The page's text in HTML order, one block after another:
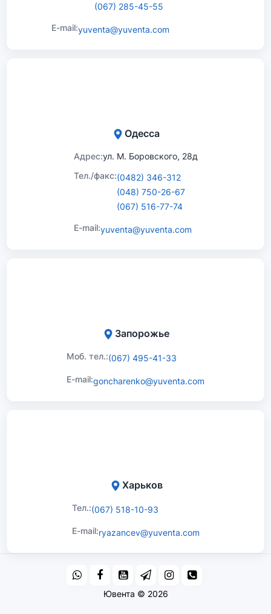
(067) 285-45-55
E-mail:yuventa@yuventa.com
Одесса
Адрес:ул. М. Боровского, 28д
Тел./факс:(0482) 346-312
(048) 750-26-67
(067) 516-77-74
E-mail:yuventa@yuventa.com
Запорожье
Моб. тел.:(067) 495-41-33
E-mail:goncharenko@yuventa.com
Харьков
Тел.:(067) 518-10-93
E-mail:ryazancev@yuventa.com
Ювента © 2026